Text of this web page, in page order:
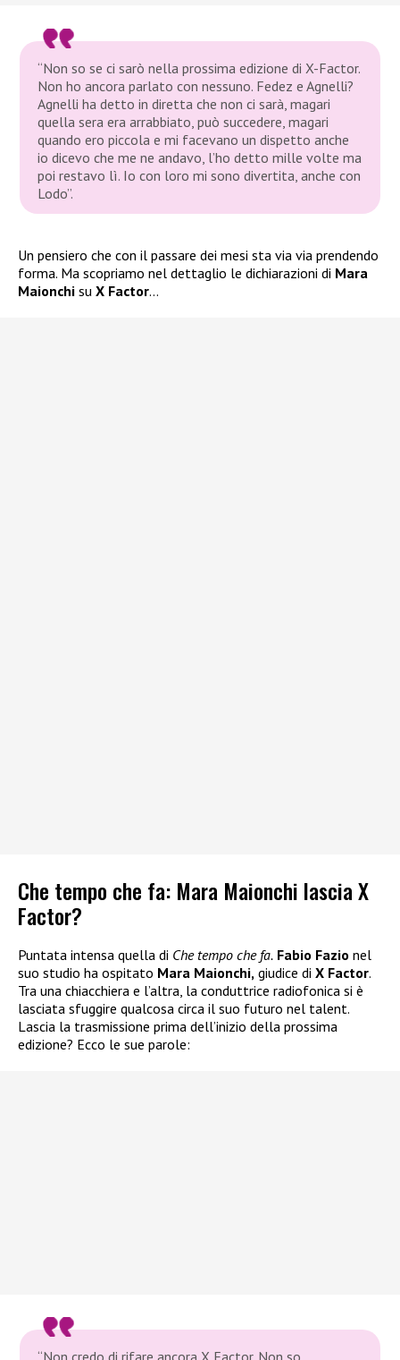
“Non so se ci sarò nella prossima edizione di X-Factor.
Non ho ancora parlato con nessuno. Fedez e Agnelli?
Agnelli ha detto in diretta che non ci sarà, magari
quella sera era arrabbiato, può succedere, magari
quando ero piccola e mi facevano un dispetto anche
io dicevo che me ne andavo, l’ho detto mille volte ma
poi restavo lì. Io con loro mi sono divertita, anche con
Lodo”.
Un pensiero che con il passare dei mesi sta via via prendendo
forma. Ma scopriamo nel dettaglio le dichiarazioni di Mara
Maionchi su X Factor…
Che tempo che fa: Mara Maionchi lascia X
Factor?
Puntata intensa quella di Che tempo che fa. Fabio Fazio nel
suo studio ha ospitato Mara Maionchi, giudice di X Factor.
Tra una chiacchiera e l’altra, la conduttrice radiofonica si è
lasciata sfuggire qualcosa circa il suo futuro nel talent.
Lascia la trasmissione prima dell’inizio della prossima
edizione? Ecco le sue parole: